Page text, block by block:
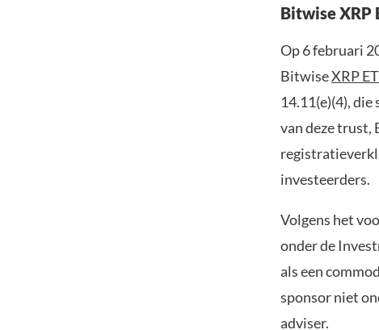
Bitwise XRP
Op 6 februari
BitwiseXRP
14.11(e)(4),
van deze trust,
investeerders.
Volgens het
onder de
als een
sponsor niet
adviser.